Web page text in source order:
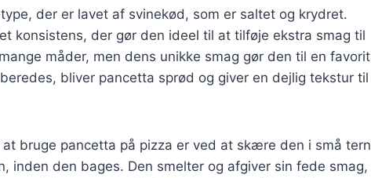
der er lavet af svinekød, som er saltet og krydret.
konsistens, der gør den ideel til at tilføje ekstra smag til
måder, men dens unikke smag gør den til en favorit
bliver pancetta sprød og giver en dejlig tekstur til
bruge pancetta på pizza er ved at skære den i små tern
inden den bages. Den smelter og afgiver sin fede smag,